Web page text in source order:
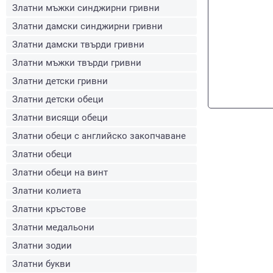
Златни мъжки синджирни гривни
Златни дамски синджирни гривни
Златни дамски твърди гривни
Златни мъжки твърди гривни
Златни детски гривни
Златни детски обеци
Златни висящи обеци
Златни обеци с английско закопчаване
Златни обеци
Златни обеци на винт
Златни колиета
Златни кръстове
Златни медальони
Златни зодии
Златни букви